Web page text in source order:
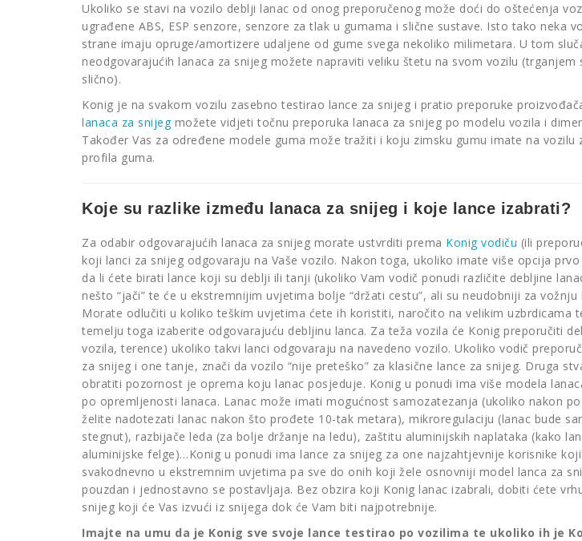
Ukoliko se stavi na vozilo deblji lanac od onog preporučenog može doći do oštećenja
ugrađene ABS, ESP senzore, senzore za tlak u gumama i slične sustave. Isto tako neka
strane imaju opruge/amortizere udaljene od gume svega nekoliko milimetara. U tom
neodgovarajućih lanaca za snijeg možete napraviti veliku štetu na svom vozilu (trganjem
slično).
Konig je na svakom vozilu zasebno testirao lance za snijeg i pratio preporuke
lanaca za snijegmožete vidjeti točnu preporuka lanaca za snijeg po modelu vozila i
Također Vas za određene modele guma može tražiti i koju zimsku gumu imate na vozilu
profila guma.
Koje su razlike između lanaca za snijeg i koje lance izabrati?
Za odabir odgovarajućih lanaca za snijeg morate ustvrditi prema Konig vodiču (ili
koji lanci za snijeg odgovaraju na Vaše vozilo. Nakon toga, ukoliko imate više opcija
da li ćete birati lance koji su deblji ili tanji (ukoliko Vam vodič ponudi različite debljine
nešto “jači” te će u ekstremnijim uvjetima bolje “držati cestu”, ali su neudobniji za vožnju
Morate odlučiti u koliko teškim uvjetima ćete ih koristiti, naročito na velikim uzbrdicama
temelju toga izaberite odgovarajuću debljinu lanca. Za teža vozila će Konig preporučiti
vozila, terence) ukoliko takvi lanci odgovaraju na navedeno vozilo. Ukoliko vodič
za snijeg i one tanje, znači da vozilo “nije preteško” za klasične lance za snijeg. Druga
obratiti pozornost je oprema koju lanac posjeduje. Konig u ponudi ima više modela
po opremljenosti lanaca. Lanac može imati mogućnost samozatezanja (ukoliko nakon
želite nadotezati lanac nakon što prođete 10-tak metara), mikroregulaciju (lanac bude
stegnut), razbijače leda (za bolje držanje na ledu), zaštitu aluminijskih naplataka (kako
aluminijske felge)…Konig u ponudi ima lance za snijeg za one najzahtjevnije korisnike
svakodnevno u ekstremnim uvjetima pa sve do onih koji žele osnovniji model lanca za
pouzdan i jednostavno se postavljaja. Bez obzira koji Konig lanac izabrali, dobiti ćete
snijeg koji će Vas izvući iz snijega dok će Vam biti najpotrebnije.
Imajte na umu da je Konig sve svoje lance testirao po vozilima te ukoliko ih je